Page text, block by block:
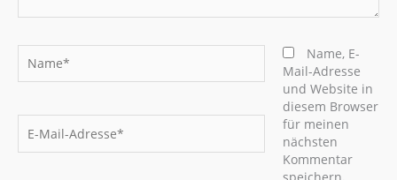
Mail-
Adresse*
Name, E-
Mail-Adresse
und Website in
diesem Browser
für meinen
nächsten
Kommentar
speichern.